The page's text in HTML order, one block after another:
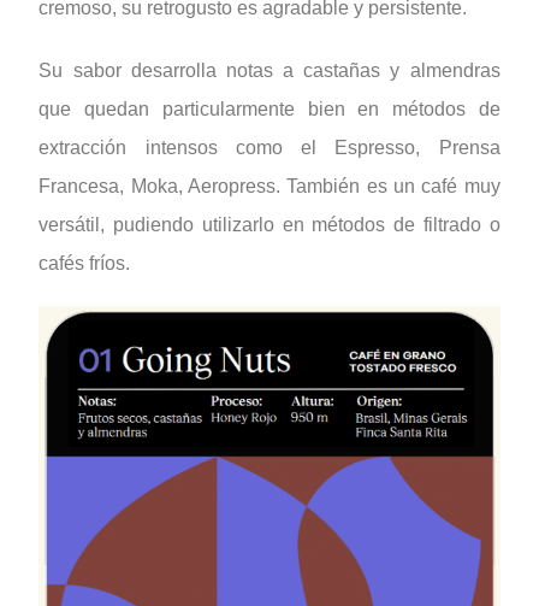
cremoso, su retrogusto es agradable y persistente.
Su sabor desarrolla notas a castañas y almendras
que quedan particularmente bien en métodos de
extracción intensos como el Espresso, Prensa
Francesa, Moka, Aeropress. También es un café muy
versátil, pudiendo utilizarlo en métodos de filtrado o
cafés fríos.